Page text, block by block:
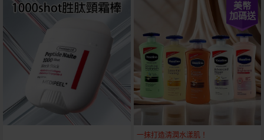
美幣
加碼送
一抹打造清潤水漾肌！